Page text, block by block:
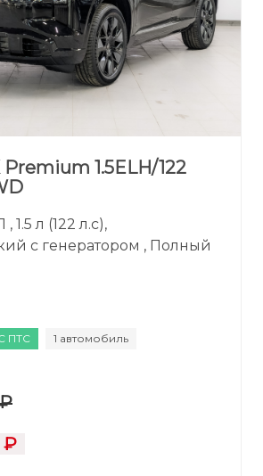
Premium 1.5ELH/122
1.5 л (122 л.с),
с генератором , Полный
ПТС 1 автомобиль
₽